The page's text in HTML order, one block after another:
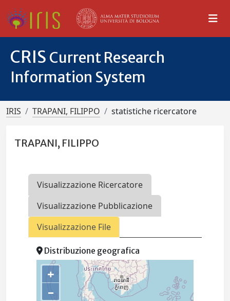
CRIS Current Research
Information System
IRIS TRAPANI, FILIPPO statistiche ricercatore
TRAPANI, FILIPPO
Visualizzazione Ricercatore
Visualizzazione Pubblicazione
Visualizzazione File
Distribuzione geografica
+
–